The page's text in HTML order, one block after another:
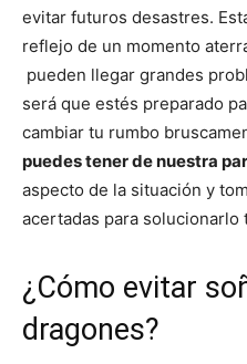
evitar futuros desastres.
reflejo de un momento
pueden llegar grandes
será que estés preparado
cambiar tu rumbo
puedes tener de nuestra
aspecto de la situación y
acertadas para solucionarlo
¿Cómo evitar
dragones?